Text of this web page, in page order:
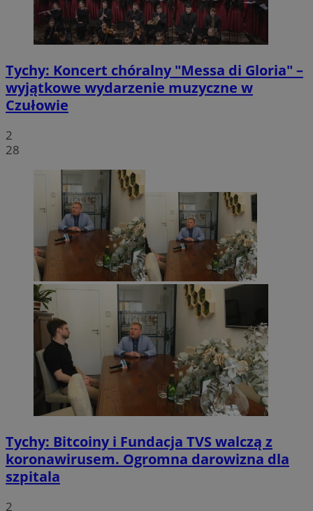
Tychy: Koncert chóralny "Messa di Gloria" –
wyjątkowe wydarzenie muzyczne w
Czułowie
2
28
Tychy: Bitcoiny i Fundacja TVS walczą z
koronawirusem. Ogromna darowizna dla
szpitala
2